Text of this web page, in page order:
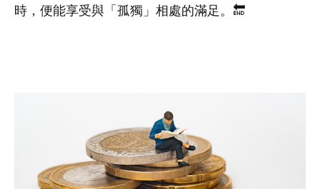
時，便能享受與「孤獨」相處的滿足。🔚